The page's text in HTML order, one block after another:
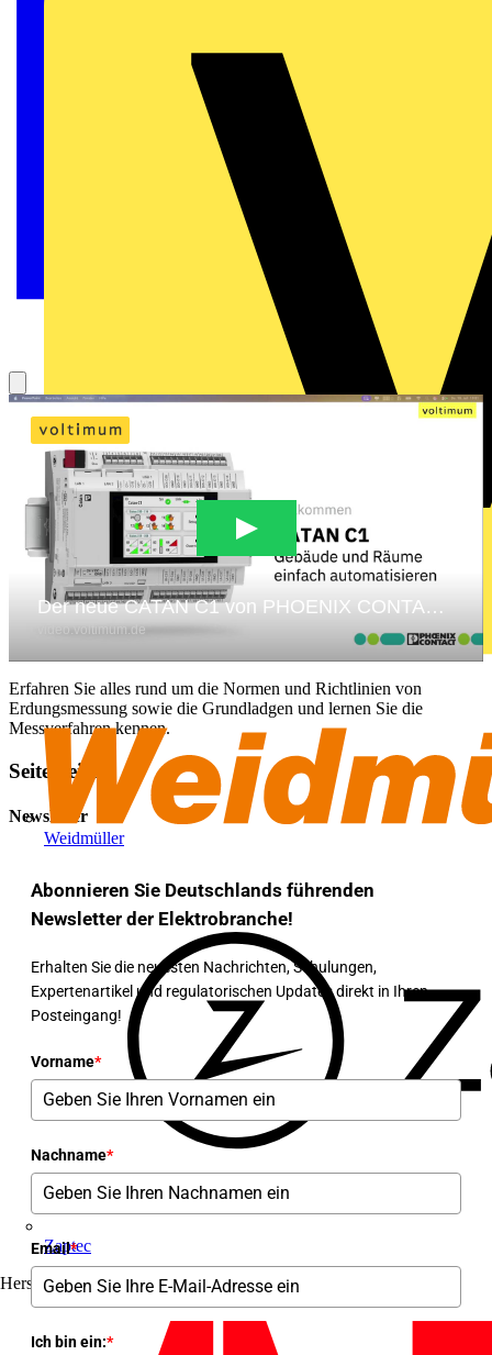
Weidmüller
Zaptec
Hersteller 35
Erfahren Sie alles rund um die Normen und Richtlinien von
Erdungsmessung sowie die Grundladgen und lernen Sie die
Messverfahren kennen.
Seitenleiste
Newsletter
Abonnieren Sie Deutschlands führenden
Newsletter der Elektrobranche!
Erhalten Sie die neuesten Nachrichten, Schulungen,
Expertenartikel und regulatorischen Updates direkt in Ihren
Posteingang!
Vorname*
Nachname*
Email*
Ich bin ein:*